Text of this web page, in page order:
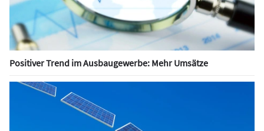
Positiver Trend im Ausbaugewerbe: Mehr Umsätze